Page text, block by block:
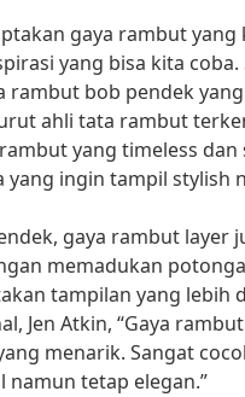
gaya rambut yang
yang bisa kita
rambut bob pendek
ahli tata rambut
yang timeless
yang ingin tampil stylish
gaya rambut layer
memadukan
tampilan yang lebih
Jen Atkin, “Gaya
menarik. Sangat
namun tetap elegan.”